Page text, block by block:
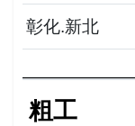
彰化.新北
粗工